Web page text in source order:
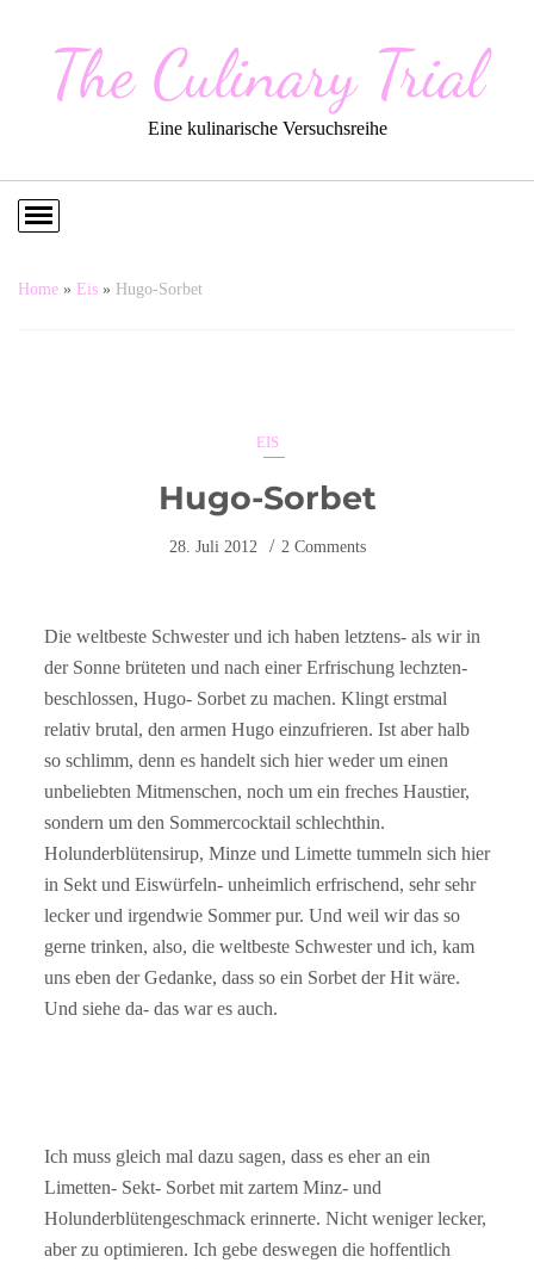
The Culinary Trial
Eine kulinarische Versuchsreihe
Home » Eis » Hugo-Sorbet
EIS
Hugo-Sorbet
28. Juli 2012 2 Comments
Die weltbeste Schwester und ich haben letztens- als wir in
der Sonne brüteten und nach einer Erfrischung lechzten-
beschlossen, Hugo- Sorbet zu machen. Klingt erstmal
relativ brutal, den armen Hugo einzufrieren. Ist aber halb
so schlimm, denn es handelt sich hier weder um einen
unbeliebten Mitmenschen, noch um ein freches Haustier,
sondern um den Sommercocktail schlechthin.
Holunderblütensirup, Minze und Limette tummeln sich hier
in Sekt und Eiswürfeln- unheimlich erfrischend, sehr sehr
lecker und irgendwie Sommer pur. Und weil wir das so
gerne trinken, also, die weltbeste Schwester und ich, kam
uns eben der Gedanke, dass so ein Sorbet der Hit wäre.
Und siehe da- das war es auch.
Ich muss gleich mal dazu sagen, dass es eher an ein
Limetten- Sekt- Sorbet mit zartem Minz- und
Holunderblütengeschmack erinnerte. Nicht weniger lecker,
aber zu optimieren. Ich gebe deswegen die hoffentlich